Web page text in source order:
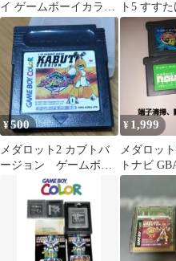
イ ゲームボーイカラー
カセット 4点セット
ト5 すす
生
¥500
メダロット2 カブトバ
ージョン ゲームボー
イ&カラー共通ソフト
¥ 1,999
メダロッ
トナビ
セット